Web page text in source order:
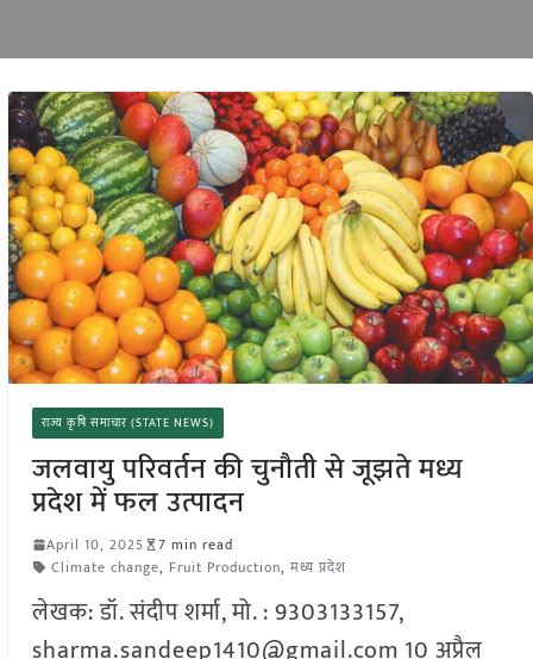
राज्य कृषि समाचार (STATE NEWS)
जलवायु परिवर्तन की चुनौती से जूझते मध्य
प्रदेश में फल उत्पादन
April 10, 2025
7 min read
Climate change, Fruit Production, मध्य प्रदेश
लेखक: डॉ. संदीप शर्मा, मो. : 9303133157,
sharma.sandeep1410@gmail.com 10 अप्रैल